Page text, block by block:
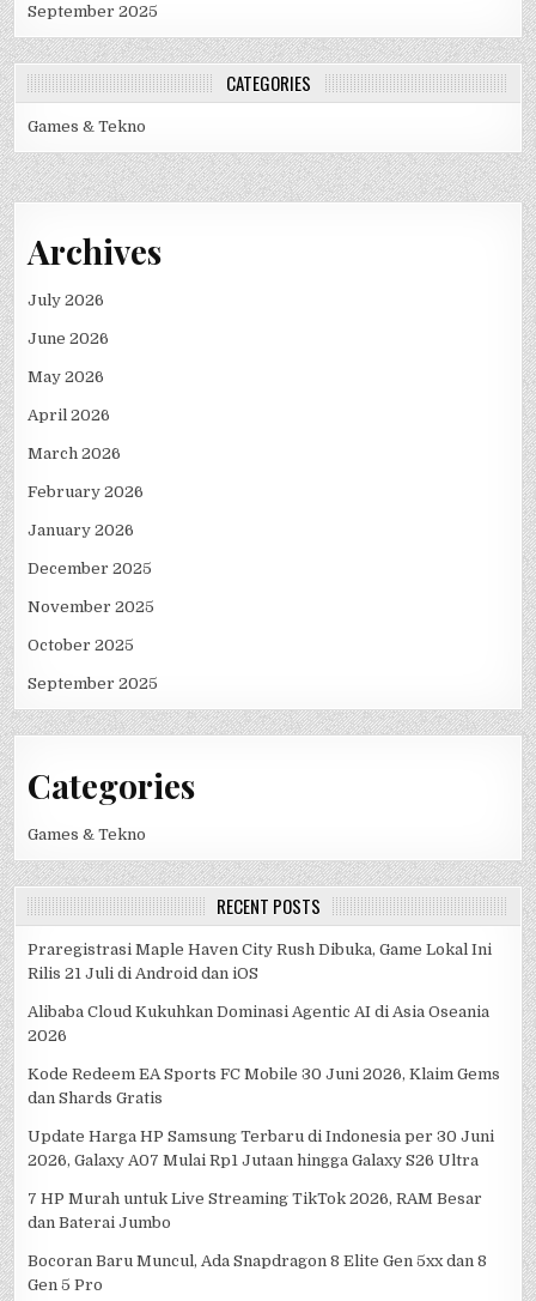
September 2025
CATEGORIES
Games & Tekno
Archives
July 2026
June 2026
May 2026
April 2026
March 2026
February 2026
January 2026
December 2025
November 2025
October 2025
September 2025
Categories
Games & Tekno
RECENT POSTS
Praregistrasi Maple Haven City Rush Dibuka, Game Lokal Ini
Rilis 21 Juli di Android dan iOS
Alibaba Cloud Kukuhkan Dominasi Agentic AI di Asia Oseania
2026
Kode Redeem EA Sports FC Mobile 30 Juni 2026, Klaim Gems
dan Shards Gratis
Update Harga HP Samsung Terbaru di Indonesia per 30 Juni
2026, Galaxy A07 Mulai Rp1 Jutaan hingga Galaxy S26 Ultra
7 HP Murah untuk Live Streaming TikTok 2026, RAM Besar
dan Baterai Jumbo
Bocoran Baru Muncul, Ada Snapdragon 8 Elite Gen 5xx dan 8
Gen 5 Pro